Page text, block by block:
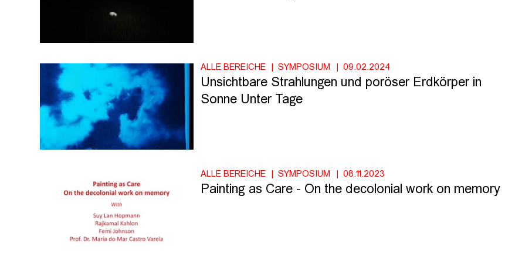
ALLE BEREICHE SYMPOSIUM 09.02.2024
Unsichtbare Strahlungen und poröser Erdkörper in
Sonne Unter Tage
ALLE BEREICHE SYMPOSIUM 08.11.2023
Painting as Care - On the decolonial work on memory